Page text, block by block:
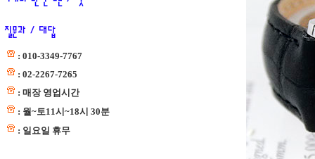
: 010-3349-7767
: 02-2267-7265
: 매장 영업시간
: 월~토11시~18시 30분
: 일요일 휴무